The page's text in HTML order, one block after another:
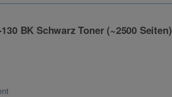
BK Schwarz Toner (~2500 Seiten)